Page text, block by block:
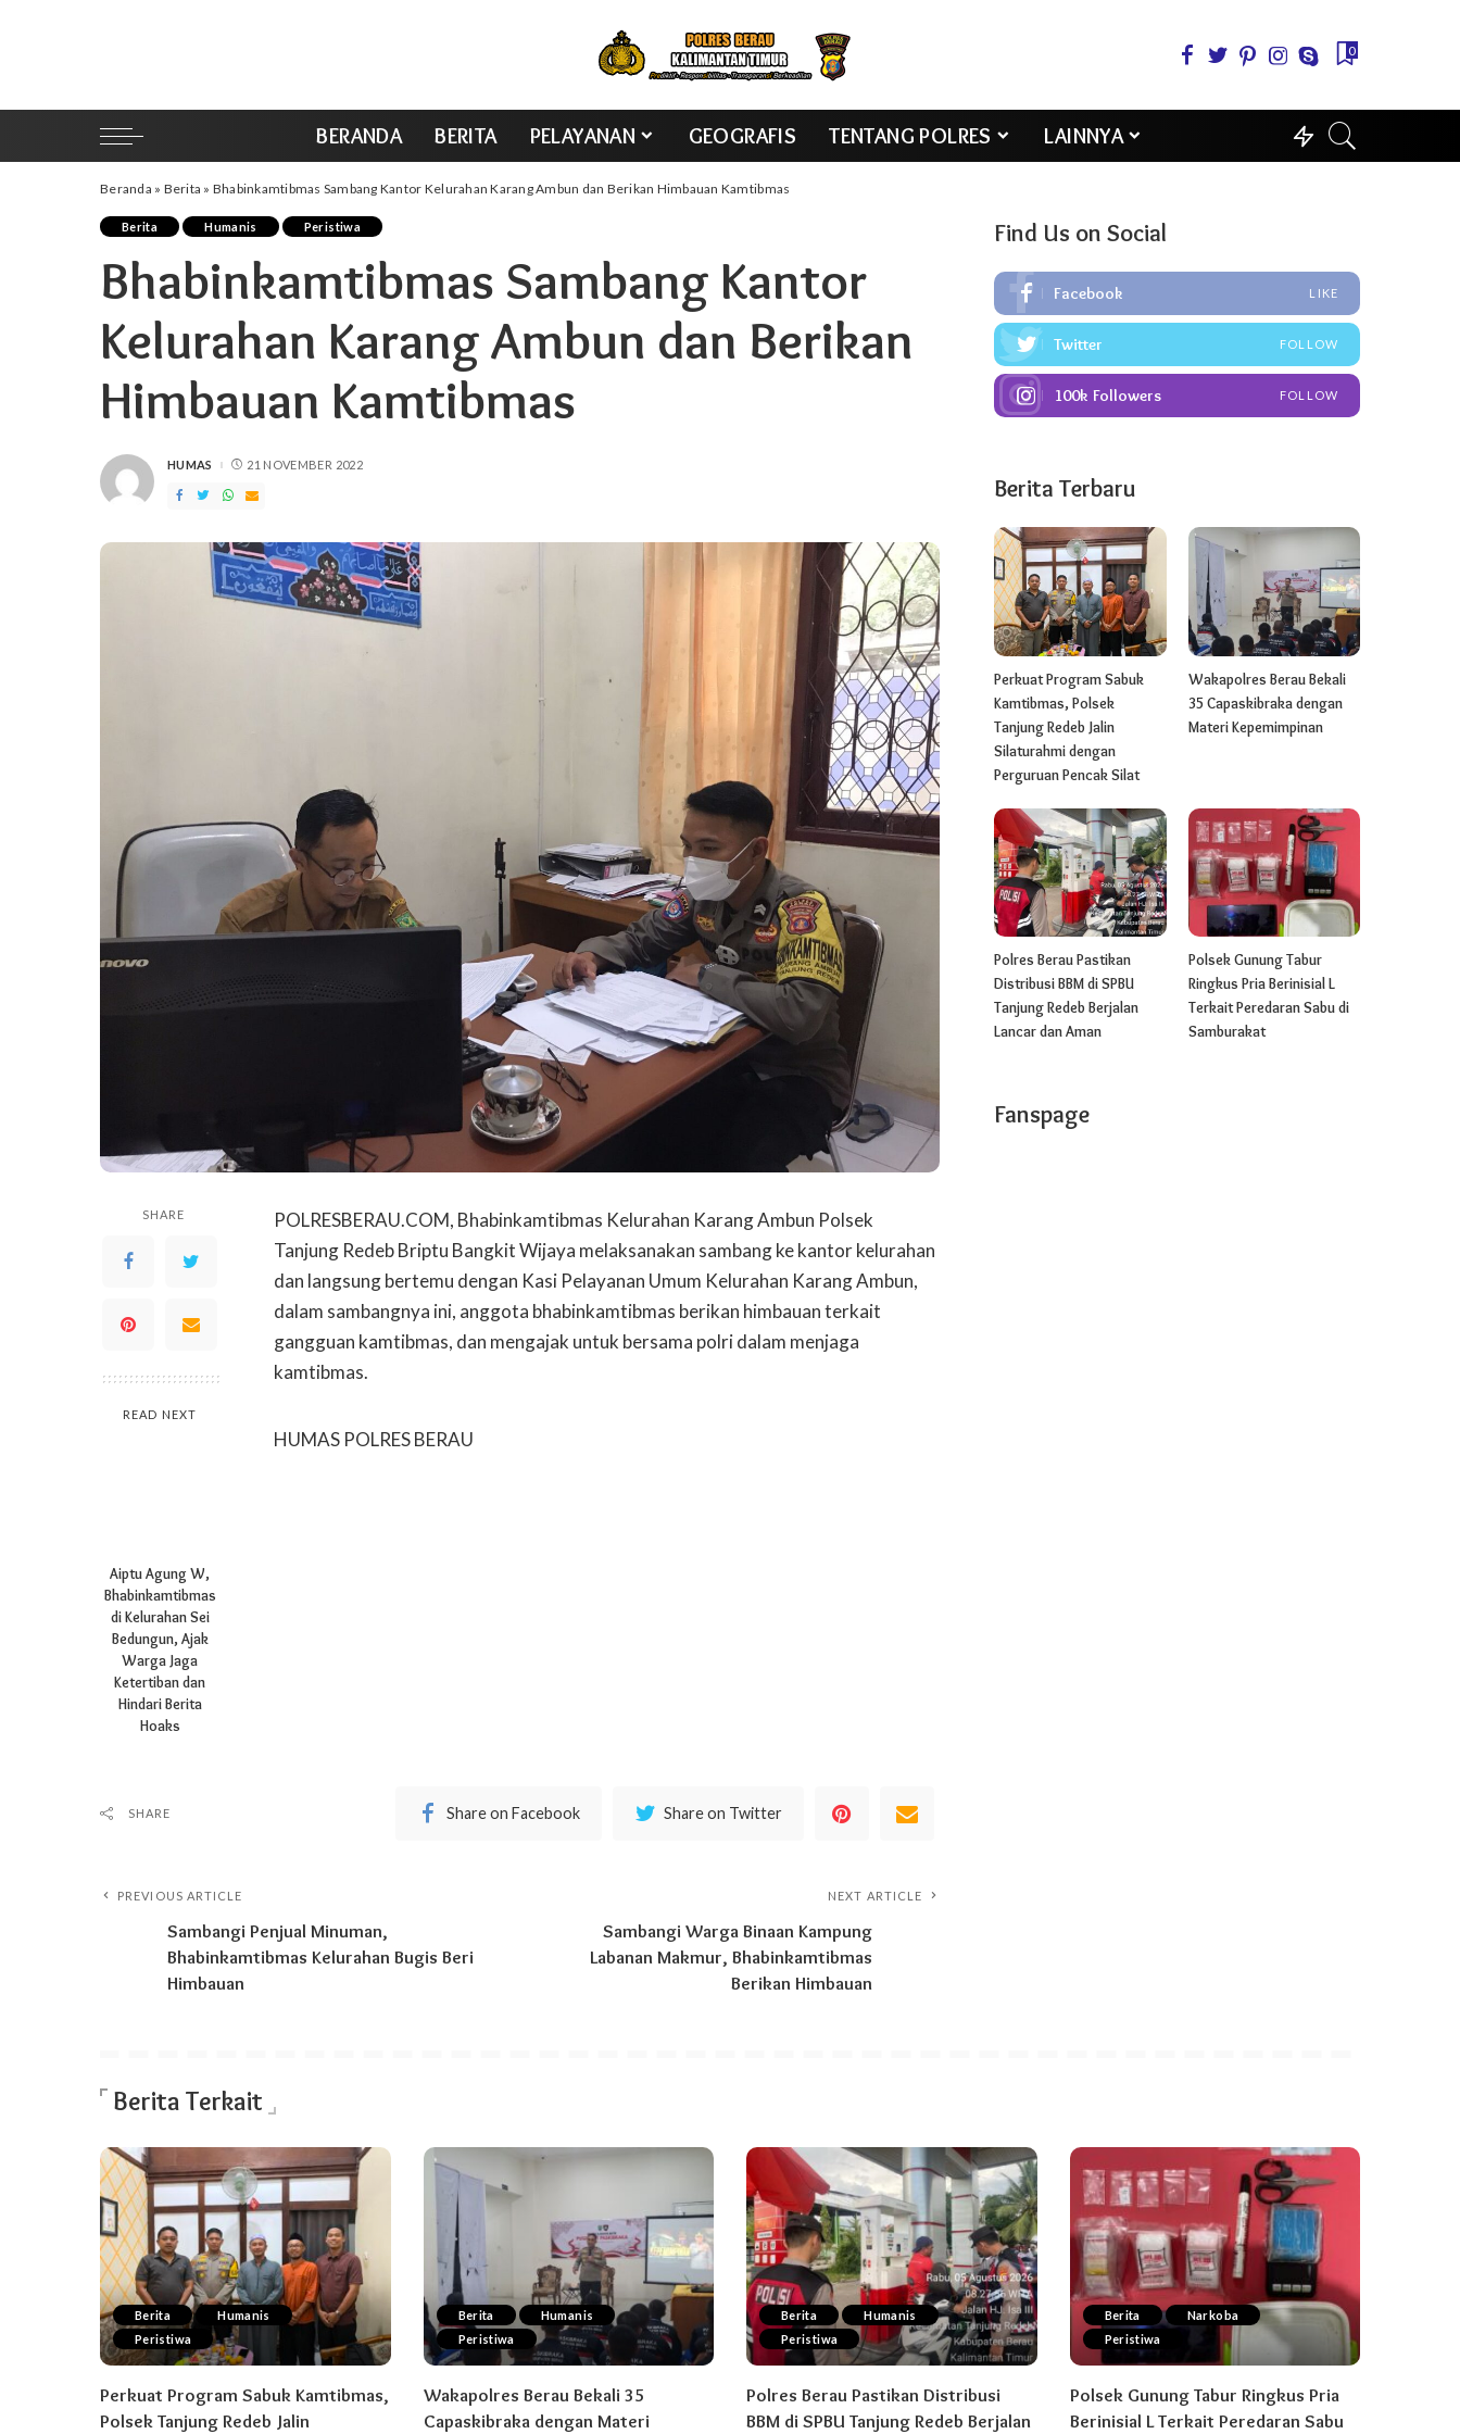
0
BERANDA BERITA PELAYANAN GEOGRAFIS TENTANG POLRES LAINNYA
Beranda » Berita » Bhabinkamtibmas Sambang Kantor Kelurahan Karang Ambun dan Berikan Himbauan Kamtibmas
Berita Humanis Peristiwa
Bhabinkamtibmas Sambang Kantor
Kelurahan Karang Ambun dan Berikan
Himbauan Kamtibmas
POSTED
HUMAS 21 NOVEMBER 2022
SHARE
READ NEXT
Aiptu Agung W,
Bhabinkamtibmas
di Kelurahan Sei
Bedungun, Ajak
Warga Jaga
Ketertiban dan
Hindari Berita
Hoaks
POLRESBERAU.COM, Bhabinkamtibmas Kelurahan Karang Ambun Polsek
Tanjung Redeb Briptu Bangkit Wijaya melaksanakan sambang ke kantor kelurahan
dan langsung bertemu dengan Kasi Pelayanan Umum Kelurahan Karang Ambun,
dalam sambangnya ini, anggota bhabinkamtibmas berikan himbauan terkait
gangguan kamtibmas, dan mengajak untuk bersama polri dalam menjaga
kamtibmas.
HUMAS POLRES BERAU
SHARE Share on Facebook Share on Twitter
PREVIOUS ARTICLE
Sambangi Penjual Minuman,
Bhabinkamtibmas Kelurahan Bugis Beri
Himbauan
NEXT ARTICLE
Sambangi Warga Binaan Kampung
Labanan Makmur, Bhabinkamtibmas
Berikan Himbauan
Find Us on Social
Facebook LIKE
Twitter FOLLOW
100k Followers FOLLOW
Berita Terbaru
Perkuat Program Sabuk
Kamtibmas, Polsek
Tanjung Redeb Jalin
Silaturahmi dengan
Perguruan Pencak Silat
Wakapolres Berau Bekali
35 Capaskibraka dengan
Materi Kepemimpinan
Polres Berau Pastikan
Distribusi BBM di SPBU
Tanjung Redeb Berjalan
Lancar dan Aman
Polsek Gunung Tabur
Ringkus Pria Berinisial L
Terkait Peredaran Sabu di
Samburakat
Fanspage
Berita Terkait
Berita
Humanis
Peristiwa
Perkuat Program Sabuk Kamtibmas,
Polsek Tanjung Redeb Jalin
Berita
Humanis
Peristiwa
Wakapolres Berau Bekali 35
Capaskibraka dengan Materi
Berita
Humanis
Peristiwa
Polres Berau Pastikan Distribusi
BBM di SPBU Tanjung Redeb Berjalan
Berita
Narkoba
Peristiwa
Polsek Gunung Tabur Ringkus Pria
Berinisial L Terkait Peredaran Sabu